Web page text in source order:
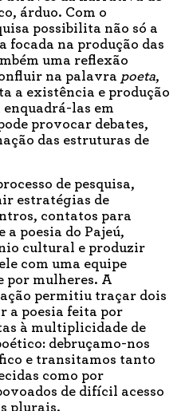
árduo. Com o
possibilita não só a
focada na produção das
uma reflexão
na palavra poeta,
a existência e produção
enquadrá-las em
provocar debates,
das estruturas de
de pesquisa,
estratégias de
contatos para
a poesia do Pajeú,
cultural e produzir
com uma equipe
por mulheres. A
permitiu traçar dois
a poesia feita por
à multiplicidade de
debruçamo-nos
e transitamos tanto
como por
de difícil acesso
plurais.